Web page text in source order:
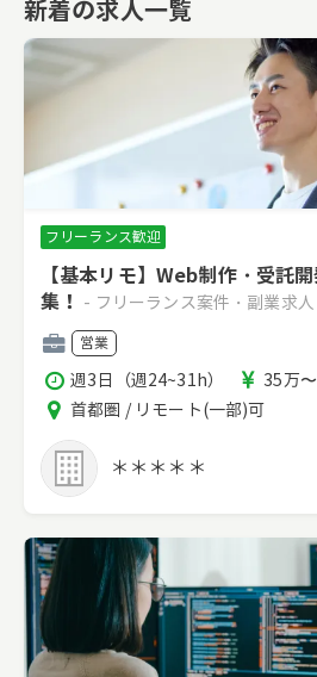
新着の求人一覧
フリーランス歓迎
【基本リモ】Web制作・受託
集！
- フリーランス案件・副業求人
職
種
営業
稼
働
時
間
週3日（週24~31h）
報
酬
35万
エ
ア
首都圏 / リモート(一部)可
＊＊＊＊＊